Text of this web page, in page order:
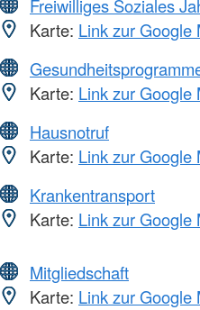
Freiwilliges Soziales
Karte: Link zur Google
Karte: Link zur Google
Hausnotruf
Karte: Link zur Google
Krankentransport
Karte: Link zur Google
Mitgliedschaft
Karte: Link zur Google